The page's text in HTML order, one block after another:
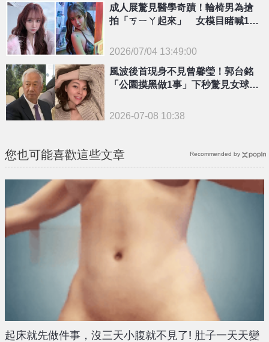
{PLAYICON}
成人展驚見醫學奇蹟！輪椅男為搶
拍「ㄎㄧㄚ起來」 女模目睹喊1句
2026/07/04 13:49:00
風波後首現身不見曾馨瑩！郭台銘
「公園摸黑做1事」下秒驚見女球友
2026-07-08 10:38
您也可能喜歡這些文章
起床就先做件事，沒三天小腹就不見了! 肚子一天天變
Recommended by